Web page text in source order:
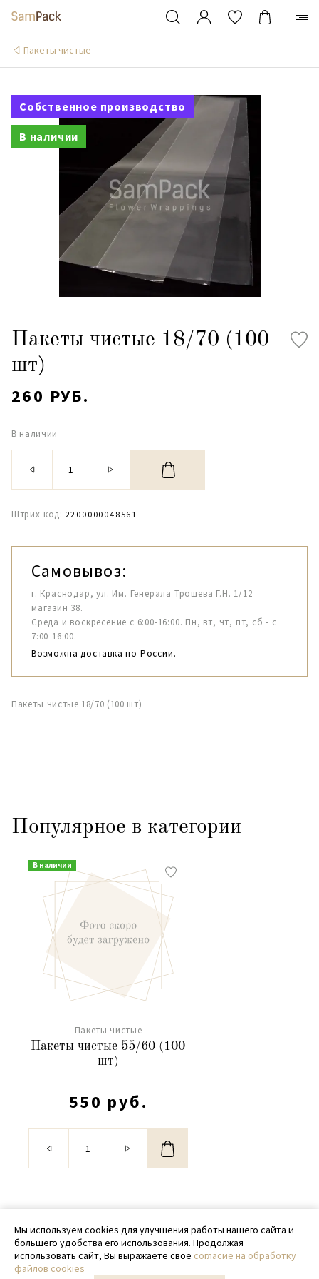
Пакеты чистые
Собственное производство
В наличии
Пакеты чистые 18/70 (100
шт)
260 РУБ.
В наличии
Штрих-код: 2200000048561
Самовывоз:
г. Краснодар, ул. Им. Генерала Трошева Г.Н. 1/12
магазин 38.
Среда и воскресение с 6:00-16:00. Пн, вт, чт, пт, сб - с
7:00-16:00.
Возможна доставка по России.
Пакеты чистые 18/70 (100 шт)
Популярное в категории
В наличии
Пакеты чистые
Пакеты чистые 55/60 (100
шт)
550 руб.
© 2020 - 2026 SamPack
+ 7 (918) 699-97-87
zakaz@sampack.store
Мы используем cookies для улучшения работы нашего сайта и
большего удобства его использования. Продолжая
использовать сайт, Вы выражаете своё согласие на обработку
файлов cookies